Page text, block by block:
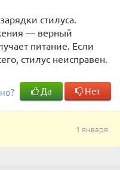
стилуса.
— верный
питание. Если
стилус неисправен.
Да Нет
1 января